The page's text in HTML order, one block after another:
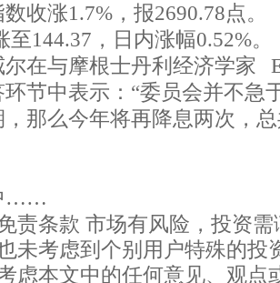
收涨1.7%，报2690.78点。
144.37，日内涨幅0.52%。
尔在与摩根士丹利经济学家
节中表示：“委员会并不急
，那么今年将再降息两次，
……
责条款 市场有风险，投资
未考虑到个别用户特殊的投
虑本文中的任何意见、观点